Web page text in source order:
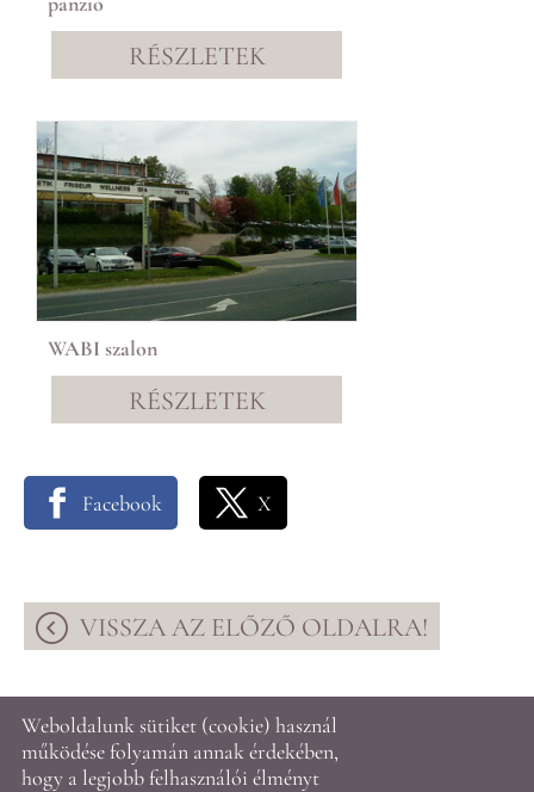
RÉSZLETEK
WABI szalon
RÉSZLETEK
Facebook X
VISSZA AZ ELŐZŐ OLDALRA!
© 2026 - A2 Építésziroda Kft.
Weboldalunk sütiket (cookie) használ
működése folyamán annak érdekében,
hogy a legjobb felhasználói élményt